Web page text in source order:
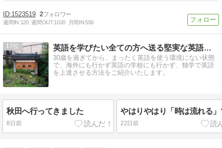
1523519 2
週間IN:120 週間OUT:1020 月間IN:550
17 英語を学びたい全ての方へ送る堅実な英語独学方法〜過去の振返り
30歳を過ぎてから、まったく英語を使う環境にない状態
で、海外にも行かず英語の学校にも行かず、独学で英語
を上達させる方法をご紹介いたします。
秋田へ行ってきました
8日前
やはりやはり「時は流れる
22日前